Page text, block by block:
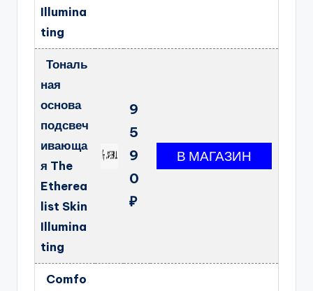
Illumina
ting
Тональ
ная
основа
подсвеч
ивающа
я The
Etherea
list Skin
Illumina
ting
9
5
9
0
₽
Comfo